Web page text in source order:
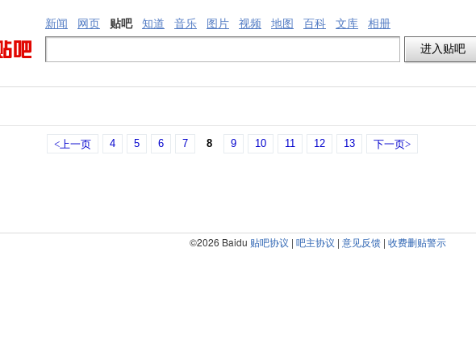
新闻 网页 贴吧 知道 音乐 图片 视频 地图 百科 文库 相册
<上一页 4 5 6 7 8 9 10 11 12 13 下一页>
©2026 Baidu 贴吧协议 | 吧主协议 | 意见反馈 | 收费删贴警示